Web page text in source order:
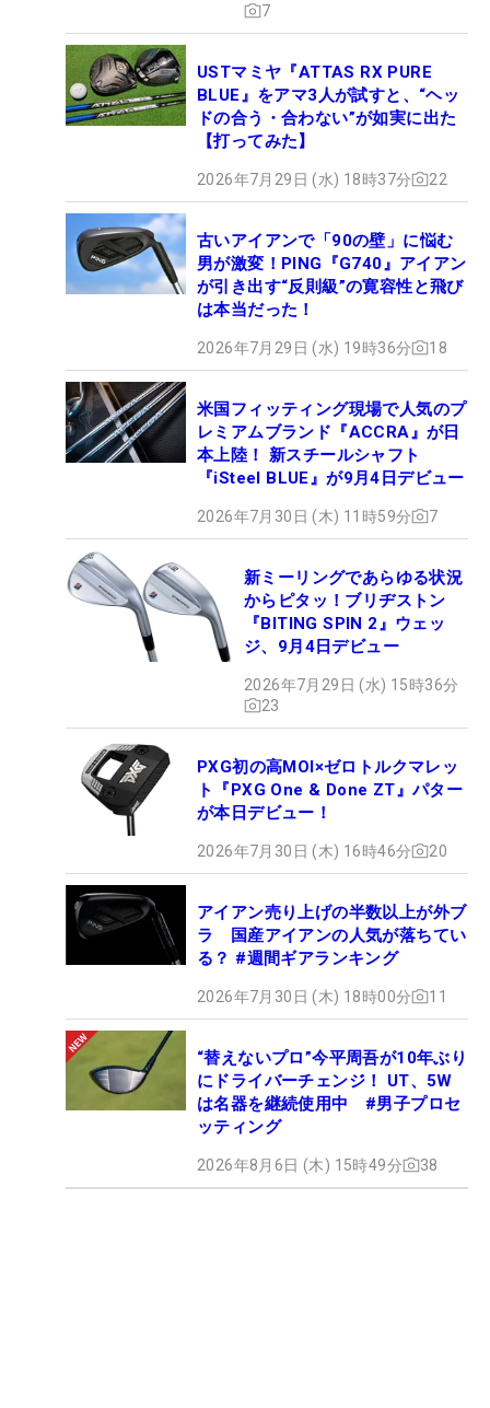
7
USTマミヤ『ATTAS RX PURE
BLUE』をアマ3人が試すと、“ヘッ
ドの合う・合わない”が如実に出た
【打ってみた】
2026年7月29日 (水) 18時37分 22
古いアイアンで「90の壁」に悩む
男が激変！PING『G740』アイアン
が引き出す“反則級”の寛容性と飛び
は本当だった！
2026年7月29日 (水) 19時36分 18
米国フィッティング現場で人気のプ
レミアムブランド『ACCRA』が日
本上陸！ 新スチールシャフト
『iSteel BLUE』が9月4日デビュー
2026年7月30日 (木) 11時59分 7
新ミーリングであらゆる状況
からピタッ！ブリヂストン
『BITING SPIN 2』ウェッ
ジ、9月4日デビュー
2026年7月29日 (水) 15時36分
23
PXG初の高MOI×ゼロトルクマレッ
ト『PXG One & Done ZT』パター
が本日デビュー！
2026年7月30日 (木) 16時46分 20
アイアン売り上げの半数以上が外ブ
ラ 国産アイアンの人気が落ちてい
る？ #週間ギアランキング
2026年7月30日 (木) 18時00分 11
“替えないプロ”今平周吾が10年ぶり
にドライバーチェンジ！ UT、5W
は名器を継続使用中 #男子プロセ
ッティング
2026年8月6日 (木) 15時49分 38